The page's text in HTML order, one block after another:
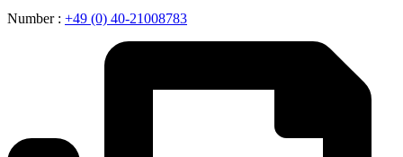
Number : +49 (0) 40-21008783